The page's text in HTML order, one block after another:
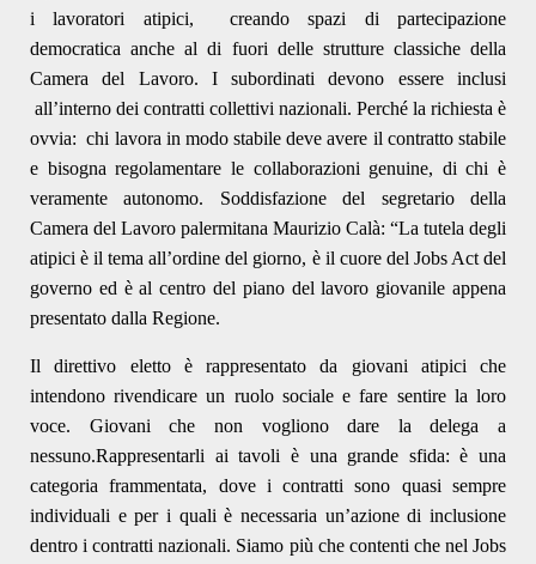
i lavoratori atipici, creando spazi di partecipazione
democratica anche al di fuori delle strutture classiche della
Camera del Lavoro. I subordinati devono essere inclusi
all’interno dei contratti collettivi nazionali. Perché la richiesta è
ovvia: chi lavora in modo stabile deve avere il contratto stabile
e bisogna regolamentare le collaborazioni genuine, di chi è
veramente autonomo. Soddisfazione del segretario della
Camera del Lavoro palermitana Maurizio Calà: “La tutela degli
atipici è il tema all’ordine del giorno, è il cuore del Jobs Act del
governo ed è al centro del piano del lavoro giovanile appena
presentato dalla Regione.
Il direttivo eletto è rappresentato da giovani atipici che
intendono rivendicare un ruolo sociale e fare sentire la loro
voce. Giovani che non vogliono dare la delega a
nessuno.Rappresentarli ai tavoli è una grande sfida: è una
categoria frammentata, dove i contratti sono quasi sempre
individuali e per i quali è necessaria un’azione di inclusione
dentro i contratti nazionali. Siamo più che contenti che nel Jobs